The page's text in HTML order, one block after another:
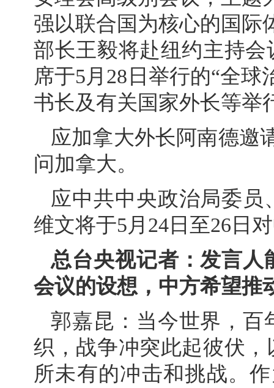
强以联合国为核心的国际
部长王毅将赴纽约主持
席于5月28日举行的“全
书长及有关国家外长等举
应加拿大外长阿南德邀
问加拿大。
应中共中央政治局委
维文将于5月24日至26日
总台央视记者：发言人
会议的设想，中方希望推
郭嘉昆：当今世界，百
织，战争冲突此起彼伏
所未有的冲击和挑战。